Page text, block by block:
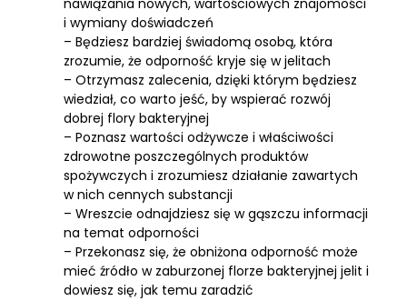
nawiązania nowych, wartościowych znajomości
i wymiany doświadczeń
– Będziesz bardziej świadomą osobą, która
zrozumie, że odporność kryje się w jelitach
– Otrzymasz zalecenia, dzięki którym będziesz
wiedział, co warto jeść, by wspierać rozwój
dobrej flory bakteryjnej
– Poznasz wartości odżywcze i właściwości
zdrowotne poszczególnych produktów
spożywczych i zrozumiesz działanie zawartych
w nich cennych substancji
– Wreszcie odnajdziesz się w gąszczu informacji
na temat odporności
– Przekonasz się, że obniżona odporność może
mieć źródło w zaburzonej florze bakteryjnej jelit i
dowiesz się, jak temu zaradzić